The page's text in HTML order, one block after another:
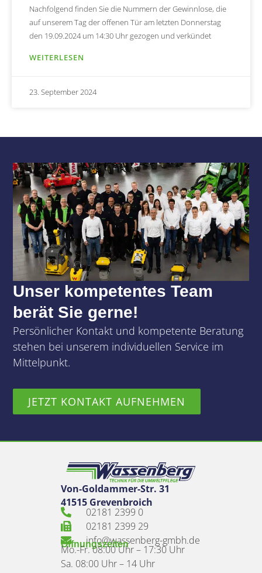
Nachfolgend finden Sie die Nummern der Gewinnlose, die
auf unserem Tag der offenen Tür am letzten Donnerstag
den 19.09.2024 um 14:30 Uhr gezogen und verkündet
WEITERLESEN
23. September 2024
Unser kompetentes Team
berät Sie gerne!
Persönlicher Kontakt und kompetente Beratung
stehen bei unserem individuellen Service im
Mittelpunkt.
JETZT KONTAKT AUFNEHMEN
Von-Goldammer-Str. 31
41515 Grevenbroich
02181 2399 0
02181 2399 29
info@wassenberg-gmbh.de
Öffnungszeiten
Mo.-Fr. 08:00 Uhr – 17:30 Uhr
Sa. 08:00 Uhr – 14 Uhr